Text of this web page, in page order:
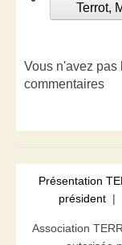
Terrot,
Vous n'avez pas
commentaires
Présentation
président |
Association